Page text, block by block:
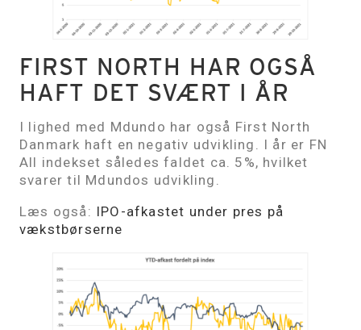
FIRST NORTH HAR OGSÅ
HAFT DET SVÆRT I ÅR
I lighed med Mdundo har også First North
Danmark haft en negativ udvikling. I år er FN
All indekset således faldet ca. 5%, hvilket
svarer til Mdundos udvikling.
Læs også: IPO-afkastet under pres på
vækstbørserne